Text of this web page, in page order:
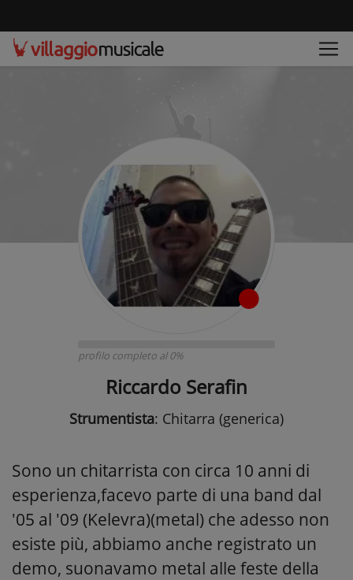
profilo completo al 0%
Riccardo Serafin
Strumentista: Chitarra (generica)
Sono un chitarrista con circa 10 anni di
esperienza,facevo parte di una band dal
'05 al '09 (Kelevra)(metal) che adesso non
esiste più, abbiamo anche registrato un
demo, suonavamo metal alle feste della